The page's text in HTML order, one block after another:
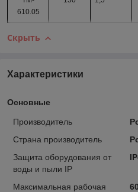
610.05
Скрыть
Характеристики
Основные
Производитель
Страна производитель
Защита оборудования от
воды и пыли IP
Максимальная рабочая